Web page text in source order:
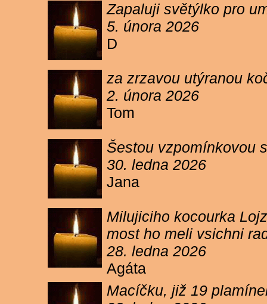
Zapaluji světýlko pro
5. února 2026
D
za zrzavou utýranou
2. února 2026
Tom
Šestou vzpomínkovou
30. ledna 2026
Jana
Milujiciho kocourka
most ho meli vsichni
28. ledna 2026
Agáta
Macíčku, již 19